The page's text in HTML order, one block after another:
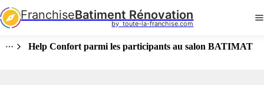
FranchiseBatiment Rénovation
by  toute-la-franchise.com
Help Confort parmi les participants au salon BATIMAT